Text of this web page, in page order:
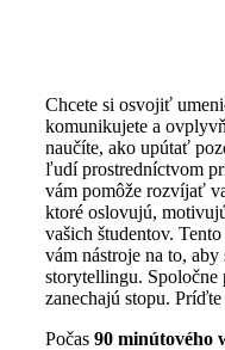
Chcete si osvojiť
komunikujete a
naučíte, ako upútať
ľudí prostredníctvom
vám pomôže rozvíjať
ktoré oslovujú,
vašich študentov.
vám nástroje na to,
storytellingu. Spoločne
zanechajú stopu.
Počas 90 minútového